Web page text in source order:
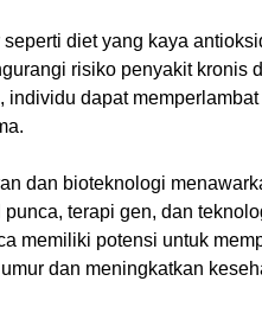
diet yang kaya
risiko penyakit kronis
dapat
dan bioteknologi
terapi gen, dan
memiliki potensi untuk
dan meningkatkan